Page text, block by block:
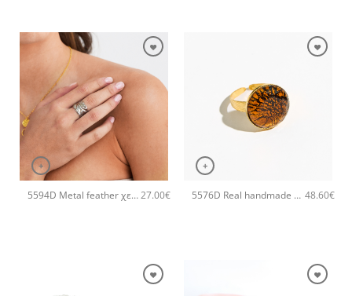
+
5594D Metal feather χειροποίητο δαχτυλιδι Catherine bijoux Ασημί27.00€
+
5576D Real handmade small χειροποίητο δαχτυλιδι Catherine bijoux Χρυσό 48.60€